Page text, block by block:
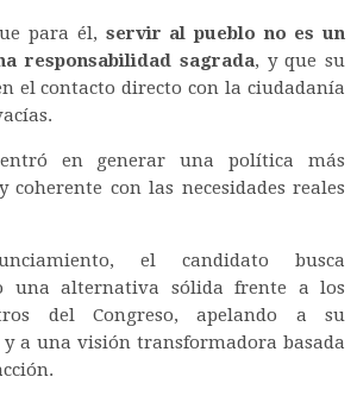
para él, servir al pueblo no es un
responsabilidad sagrada, y que su
el contacto directo con la ciudadanía
en generar una política más
coherente con las necesidades reales
el candidato busca
una alternativa sólida frente a los
del Congreso, apelando a su
a una visión transformadora basada